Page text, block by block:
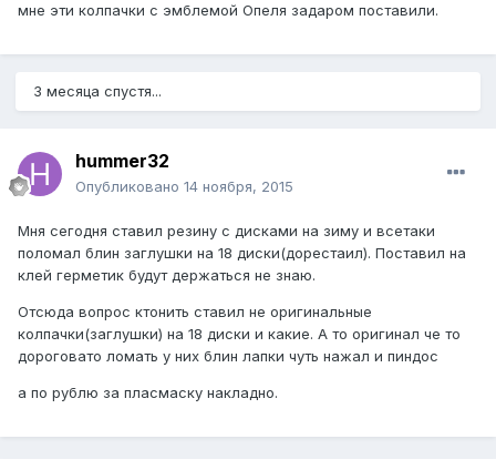
мне эти колпачки с эмблемой Опеля задаром поставили.
3 месяца спустя...
hummer32
Опубликовано 14 ноября, 2015
Мня сегодня ставил резину с дисками на зиму и всетаки
поломал блин заглушки на 18 диски(дорестаил). Поставил на
клей герметик будут держаться не знаю.
Отсюда вопрос ктонить ставил не оригинальные
колпачки(заглушки) на 18 диски и какие. А то оригинал че то
дороговато ломать у них блин лапки чуть нажал и пиндос
а по рублю за пласмаску накладно.